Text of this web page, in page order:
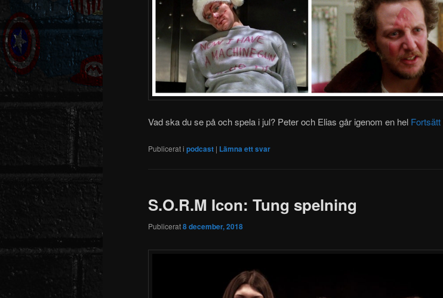
Vad ska du se på och spela i jul? Peter och Elias går igenom en hel
Publicerat i podcast | Lämna ett svar
S.O.R.M Icon: Tung spelning
Publicerat8 december, 2018